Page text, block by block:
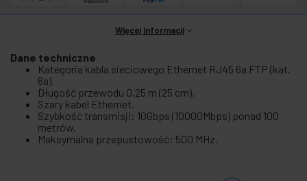
Więcej informacji
Dane techniczne
Kategoria kabla sieciowego Ethernet RJ45 6a FTP (kat.
6a).
Długość przewodu 0,25 m (25 cm).
Szary kabel Ethernet.
Szybkość transmisji: 10Gbps (10000Mbps) ponad 100
metrów.
Maksymalna przepustowość: 500 MHz.